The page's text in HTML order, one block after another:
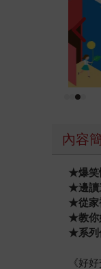
內容
★爆笑
★邊讀
★從家
★教你
★系列
《好